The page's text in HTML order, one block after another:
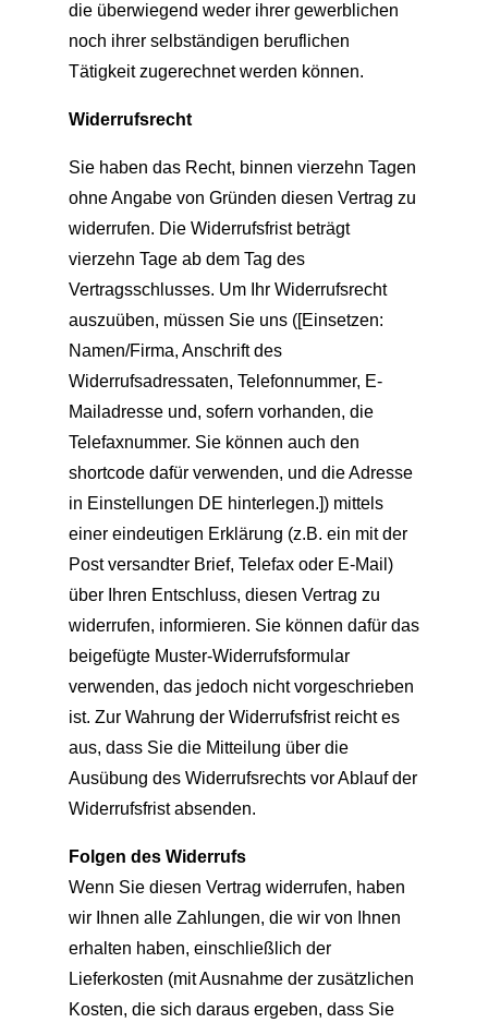
die überwiegend weder ihrer gewerblichen
noch ihrer selbständigen beruflichen
Tätigkeit zugerechnet werden können.
Widerrufsrecht
Sie haben das Recht, binnen vierzehn Tagen
ohne Angabe von Gründen diesen Vertrag zu
widerrufen. Die Widerrufsfrist beträgt
vierzehn Tage ab dem Tag des
Vertragsschlusses. Um Ihr Widerrufsrecht
auszuüben, müssen Sie uns ([Einsetzen:
Namen/Firma, Anschrift des
Widerrufsadressaten, Telefonnummer, E-
Mailadresse und, sofern vorhanden, die
Telefaxnummer. Sie können auch den
shortcode dafür verwenden, und die Adresse
in Einstellungen DE hinterlegen.]) mittels
einer eindeutigen Erklärung (z.B. ein mit der
Post versandter Brief, Telefax oder E-Mail)
über Ihren Entschluss, diesen Vertrag zu
widerrufen, informieren. Sie können dafür das
beigefügte Muster-Widerrufsformular
verwenden, das jedoch nicht vorgeschrieben
ist. Zur Wahrung der Widerrufsfrist reicht es
aus, dass Sie die Mitteilung über die
Ausübung des Widerrufsrechts vor Ablauf der
Widerrufsfrist absenden.
Folgen des Widerrufs
Wenn Sie diesen Vertrag widerrufen, haben
wir Ihnen alle Zahlungen, die wir von Ihnen
erhalten haben, einschließlich der
Lieferkosten (mit Ausnahme der zusätzlichen
Kosten, die sich daraus ergeben, dass Sie